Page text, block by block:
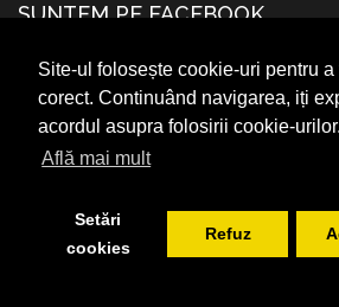
Site-ul folosește cookie-uri pentru a
corect. Continuând navigarea, iți
acordul asupra folosirii cookie-urilor.
Află mai mult
Setări
cookies
Refuz
SUNTEM PE FACEBOOK